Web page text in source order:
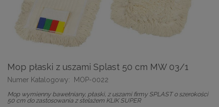
Mop płaski z uszami Splast 50 cm MW 03/1
Numer Katalogowy: MOP-0022
Mop wymienny bawełniany, płaski, z uszami firmy SPLAST o szerokości
50 cm do zastosowania z stelażem KLIK SUPER